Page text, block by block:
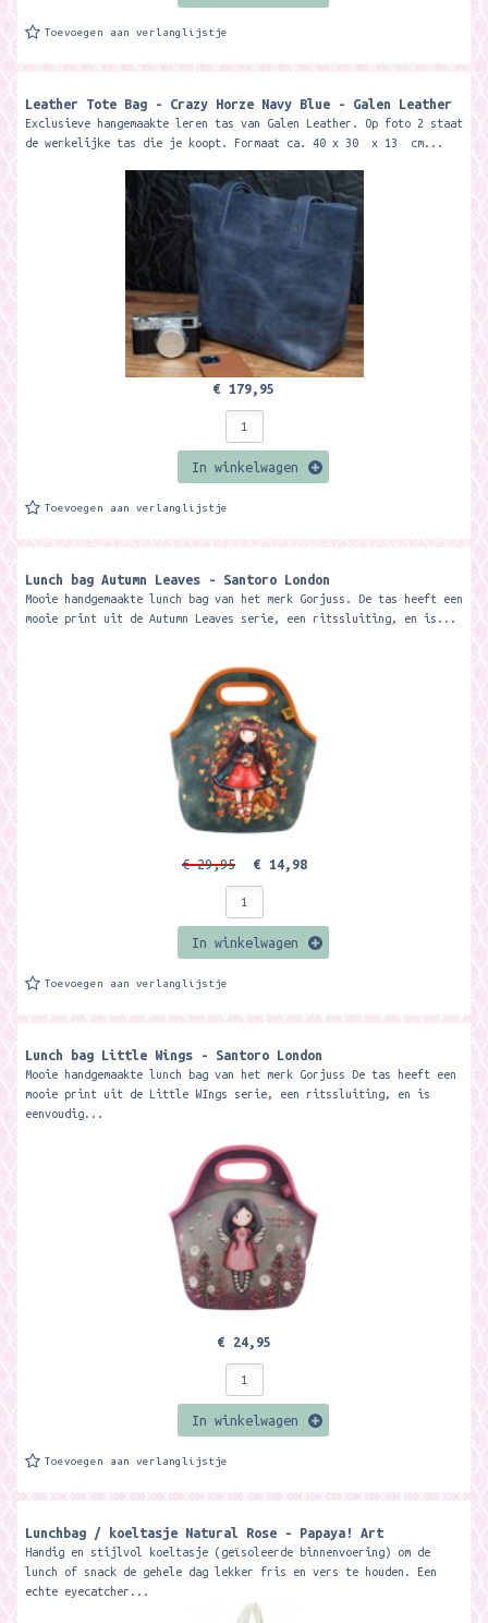
Toevoegen aan verlanglijstje
Leather Tote Bag - Crazy Horze Navy Blue - Galen Leather
Exclusieve hangemaakte leren tas van Galen Leather. Op foto 2 staat
de werkelijke tas die je koopt. Formaat ca. 40 x 30 x 13 cm...
€ 179,95
In winkelwagen
Toevoegen aan verlanglijstje
Lunch bag Autumn Leaves - Santoro London
Mooie handgemaakte lunch bag van het merk Gorjuss. De tas heeft een
mooie print uit de Autumn Leaves serie, een ritssluiting, en is...
€ 29,95 € 14,98
In winkelwagen
Toevoegen aan verlanglijstje
Lunch bag Little Wings - Santoro London
Mooie handgemaakte lunch bag van het merk Gorjuss De tas heeft een
mooie print uit de Little WIngs serie, een ritssluiting, en is
eenvoudig...
€ 24,95
In winkelwagen
Toevoegen aan verlanglijstje
Lunchbag / koeltasje Natural Rose - Papaya! Art
Handig en stijlvol koeltasje (geïsoleerde binnenvoering) om de
lunch of snack de gehele dag lekker fris en vers te houden. Een
echte eyecatcher...